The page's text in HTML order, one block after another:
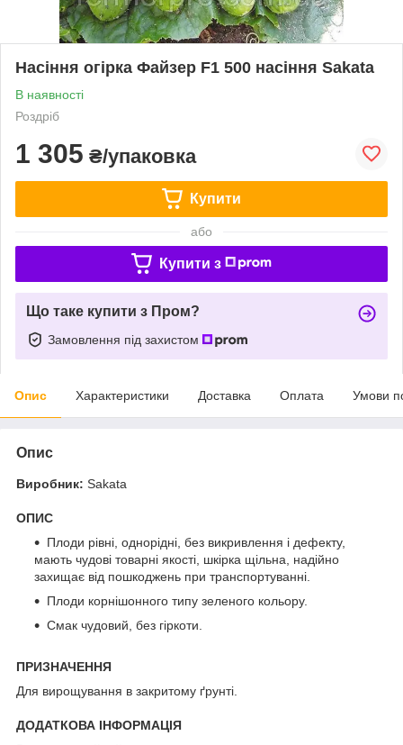
Насіння огірка Файзер F1 500 насіння Sakata
В наявності
Роздріб
1 305 ₴/упаковка
Купити
або
Купити з
Що таке купити з Пром?
Замовлення під захистом
Опис Характеристики Доставка Оплата Умови
Опис
Виробник: Sakata
ОПИС
Плоди рівні, однорідні, без викривлення і дефекту,
мають чудові товарні якості, шкірка щільна, надійно
захищає від пошкоджень при транспортуванні.
Плоди корнішонного типу зеленого кольору.
Смак чудовий, без гіркоти.
ПРИЗНАЧЕННЯ
Для вирощування в закритому ґрунті.
ДОДАТКОВА ІНФОРМАЦІЯ